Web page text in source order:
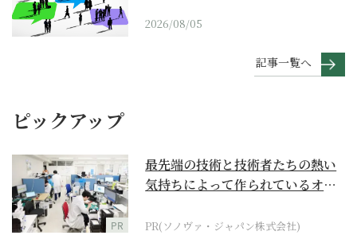
2026/08/05
記事一覧へ
ピックアップ
PR
最先端の技術と技術者たちの熱い
気持ちによって作られているオー
PR(ソノヴァ・ジャパン株式会社)